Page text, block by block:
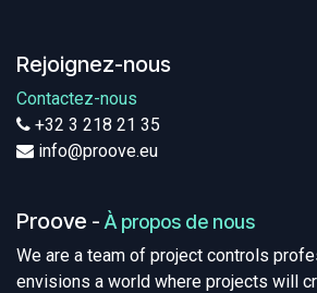
Rejoignez-nous
Contactez-nous
+32 3 218 21 35
info@proove.eu
Proove - À propos de nous
We are a team of project controls
envisions a world where projects will